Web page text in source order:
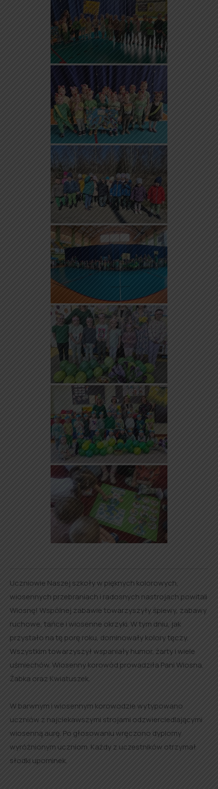
Uczniowie Naszej szkoły w pięknych kolorowych,
wiosennych przebraniach i radosnych nastrojach powitali
Wiosnę! Wspólnej zabawie towarzyszyły śpiewy, zabawy
ruchowe, tańce i wiosenne okrzyki. W tym dniu, jak
przystało na tę porę roku, dominowały kolory tęczy.
Wszystkim towarzyszył wspaniały humor, żarty i wiele
uśmiechów. Wiosenny korowód prowadziła Pani Wiosna,
Żabka oraz Kwiatuszek.
W barwnym i wiosennym korowodzie wytypowano
uczniów z najciekawszymi strojami odzwierciedlającymi
wiosenną aurę. Po głosowaniu wręczono dyplomy
wyróżnionym uczniom. Każdy z uczestników otrzymał
słodki upominek.